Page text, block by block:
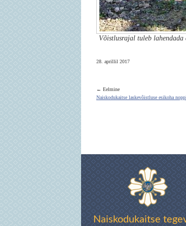
Võistlusrajal tuleb
28. aprillil 2017
← Eelmine
Naiskodukaitse laskevõistluse esikoha
Naiskodukaitse